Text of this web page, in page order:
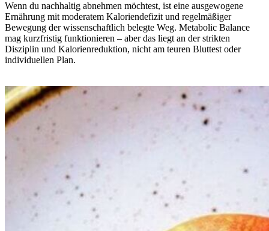
Wenn du nachhaltig abnehmen möchtest, ist eine ausgewogene
Ernährung mit moderatem Kaloriendefizit und regelmäßiger
Bewegung der wissenschaftlich belegte Weg. Metabolic Balance
mag kurzfristig funktionieren – aber das liegt an der strikten
Disziplin und Kalorienreduktion, nicht am teuren Bluttest oder
individuellen Plan.